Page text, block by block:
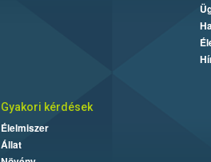
Gyakori kérdések
Élelmiszer
Állat